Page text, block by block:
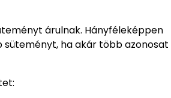
árulnak. Hányféleképpen
süteményt, ha akár több azonosat